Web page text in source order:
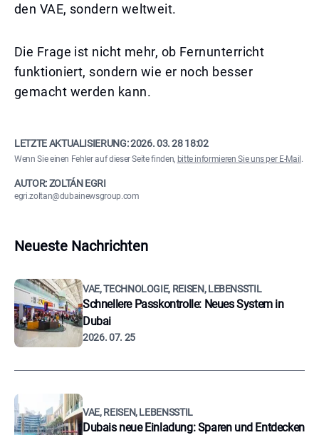
den VAE, sondern weltweit.
Die Frage ist nicht mehr, ob Fernunterricht
funktioniert, sondern wie er noch besser
gemacht werden kann.
LETZTE AKTUALISIERUNG:2026. 03. 28 18:02
Wenn Sie einen Fehler auf dieser Seite finden, bitte informieren Sie uns per E-Mail .
AUTOR: ZOLTÁN EGRI
egri.zoltan@dubainewsgroup.com
Neueste Nachrichten
VAE, TECHNOLOGIE, REISEN, LEBENSSTIL
Schnellere Passkontrolle: Neues System in
Dubai
2026. 07. 25
VAE, REISEN, LEBENSSTIL
Dubais neue Einladung: Sparen und Entdecken